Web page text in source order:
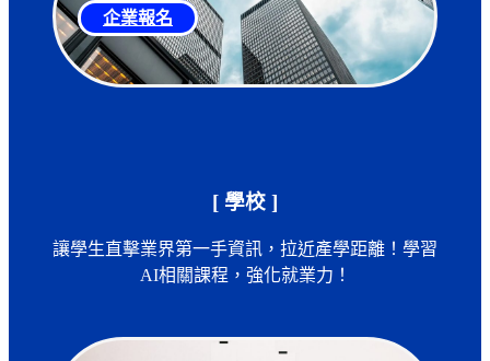
企業報名
[ 學校 ]
讓學生直擊業界第一手資訊，拉近產學距離！學習
AI相關課程，強化就業力！